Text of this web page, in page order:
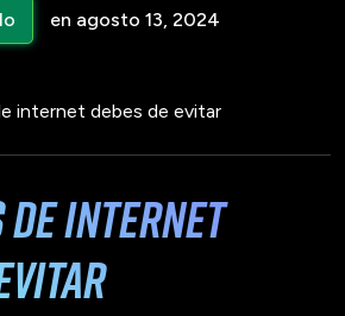
en agosto 13, 2024
internet debes de evitar
de internet